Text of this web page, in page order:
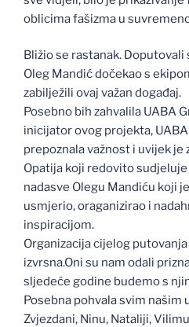
oblicima fašizma u
Bližio se rastanak. Doputovali
Oleg Mandić dočekao s
zabilježili ovaj važan događaj.
Posebno bih zahvalila UABA
inicijator ovog projekta, UABA
prepoznala važnost i uvijek je
Opatija koji redovito
nadasve Olegu Mandiću koji
usmjerio, oraganizirao i
inspiracijom.
Organizacija cijelog
izvrsna.Oni su nam odali
sljedeće godine budemo s
Posebna pohvala svim našim
Zvjezdani, Ninu, Nataliji,